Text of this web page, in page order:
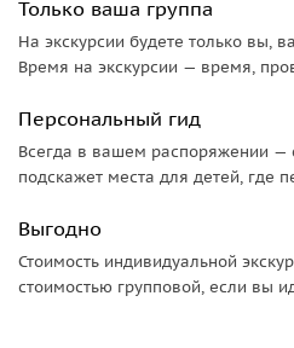
Специально для школьников
интерактивные программы:
бывшего паровозного депо,
паровозов, узнают историю
железной дороги, и историю
в занимательной форме
дорог России, выполнят
"С тепловозом по Стране
Только ваша группа
На экскурсии будете только вы,
Время на экскурсии — время,
Персональный гид
Всегда в вашем распоряжении —
подскажет места для детей, где
Выгодно
Стоимость индивидуальной
стоимостью групповой, если вы